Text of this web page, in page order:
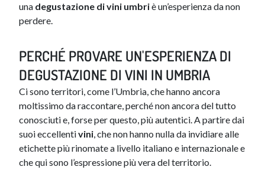
una degustazione di vini umbriè un’esperienza da non
perdere.
PERCHÉ PROVARE UN'ESPERIENZA DI
DEGUSTAZIONE DI VINI IN UMBRIA
Ci sono territori, come l’Umbria, che hanno ancora
moltissimo da raccontare, perché non ancora del tutto
conosciuti e, forse per questo, più autentici. A partire dai
suoi eccellentivini, che non hanno nulla da invidiare alle
etichette più rinomate a livello italiano e internazionale e
che qui sono l’espressione più vera del territorio.